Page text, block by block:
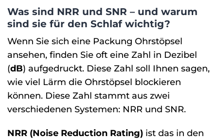
Was sind NRR und SNR – und warum
sind sie für den Schlaf wichtig?
Wenn Sie sich eine Packung Ohrstöpsel
ansehen, finden Sie oft eine Zahl in Dezibel
(dB) aufgedruckt. Diese Zahl soll Ihnen sagen,
wie viel Lärm die Ohrstöpsel blockieren
können. Diese Zahl stammt aus zwei
verschiedenen Systemen: NRR und SNR.
NRR (Noise Reduction Rating) ist das in den